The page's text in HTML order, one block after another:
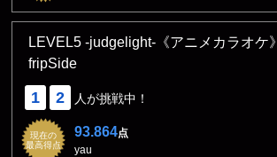
LEVEL5 -judgelight-《アニメカラオケ》
fripSide
1 2 人が挑戦中！
現在の
最高得点
93.864点
yau